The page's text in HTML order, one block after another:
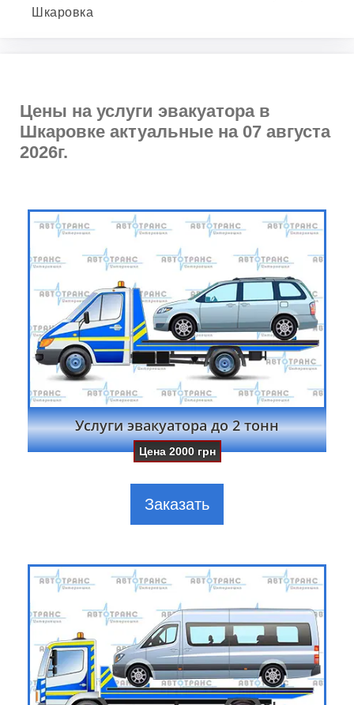
Шкаровка
Цены на услуги эвакуатора в
Шкаровке актуальные на 07 августа
2026г.
Услуги эвакуатора до 2 тонн
Цена2000 грн
Заказать